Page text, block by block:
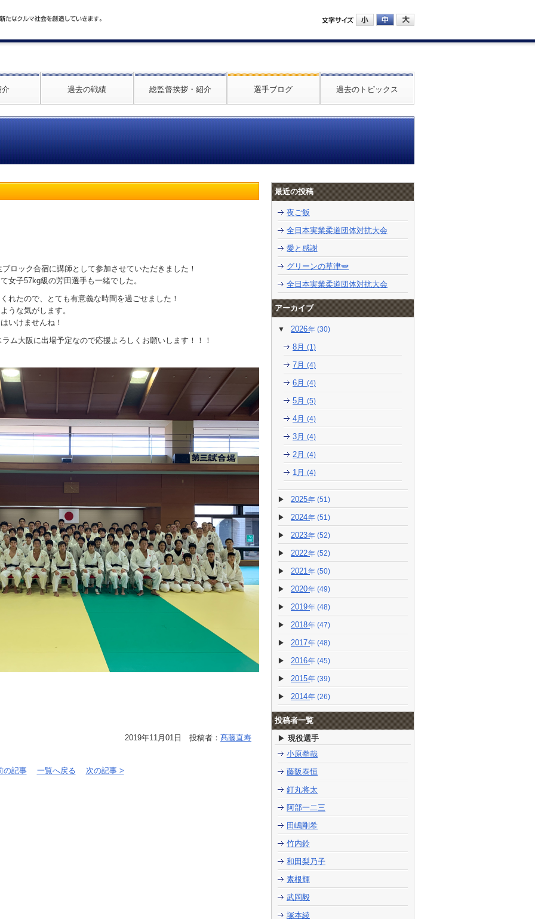
介 過去の戦績 総監督挨拶・紹介 選手ブログ 過去のトピックス
ロック合宿に講師として参加させていただきました！
女子57kg級の芳田選手も一緒でした。
れたので、とても有意義な時間を過ごせました！
うな気がします。
いけませんね！
ム大阪に出場予定なので応援よろしくお願いします！！！
2019年11月01日 投稿者： 髙藤直寿
の記事 一覧へ戻る 次の記事 >
最近の投稿
夜ご飯
全日本実業柔道団体対抗大会
愛と感謝
グリーンの草津🫛
全日本実業柔道団体対抗大会
アーカイブ
2026 (30)
8月(1)
7月(4)
6月(4)
5月(5)
4月(4)
3月(4)
2月(4)
1月(4)
2025 (51)
2024 (51)
2023 (52)
2022 (52)
2021 (50)
2020 (49)
2019 (48)
2018 (47)
2017 (48)
2016 (45)
2015 (39)
2014 (26)
投稿者一覧
現役選手
小原拳哉
藤阪泰恒
釘丸将太
阿部一二三
田嶋剛希
竹内鈴
和田梨乃子
素根輝
武岡毅
塚本綾